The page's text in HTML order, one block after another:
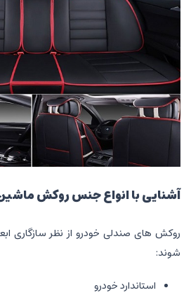
آشنایی با انواع جنس روکش
روکش های صندلی خودرو از نظر سازگاری
شوند:
استاندارد خودرو